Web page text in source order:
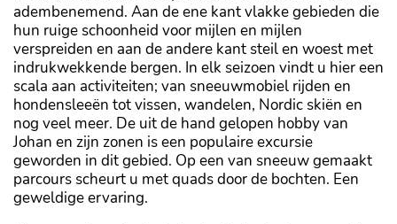
adembenemend. Aan de ene kant vlakke gebieden die
hun ruige schoonheid voor mijlen en mijlen
verspreiden en aan de andere kant steil en woest met
indrukwekkende bergen. In elk seizoen vindt u hier een
scala aan activiteiten; van sneeuwmobiel rijden en
hondensleeën tot vissen, wandelen, Nordic skiën en
nog veel meer. De uit de hand gelopen hobby van
Johan en zijn zonen is een populaire excursie
geworden in dit gebied. Op een van sneeuw gemaakt
parcours scheurt u met quads door de bochten. Een
geweldige ervaring.